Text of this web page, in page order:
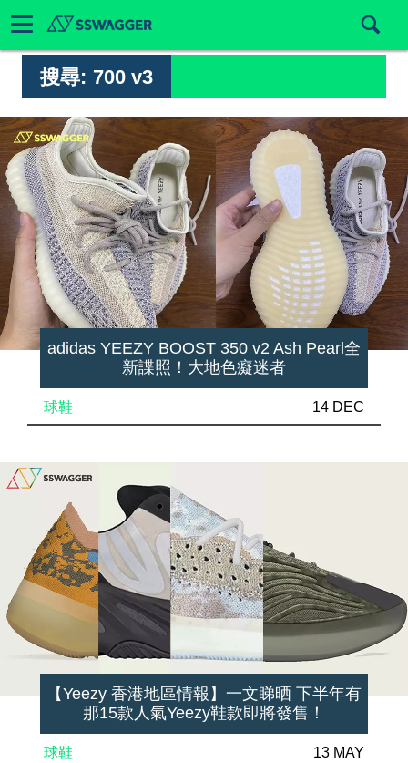
搜尋: 700 v3
adidas YEEZY BOOST 350 v2 Ash Pearl全
新諜照！大地色癡迷者
球鞋 14 DEC
【Yeezy 香港地區情報】一文睇晒 下半年有
那15款人氣Yeezy鞋款即將發售！
球鞋 13 MAY